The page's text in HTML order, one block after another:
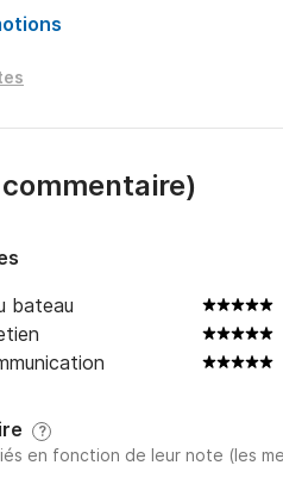
avec un déplacement de
(SUP)
snorkeling
)
bateau
?
en fonction de leur note (les